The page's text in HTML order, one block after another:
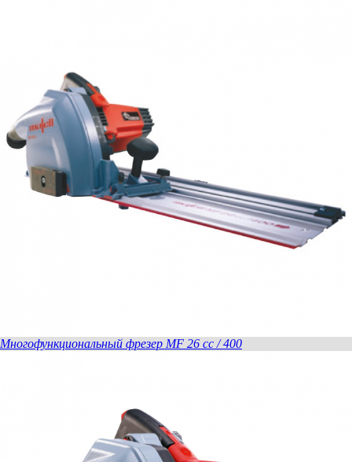
чистовых пропилов древесины
Пильный диск-HM
185 x 1,4/2,4 x 20 мм, Z 56, WZ Для
поперечны пропилов в древесине
Mногофункциональный фрезер MF 26 cc / 400